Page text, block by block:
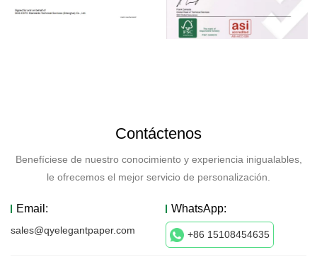
Contáctenos
Benefíciese de nuestro conocimiento y experiencia inigualables,
le ofrecemos el mejor servicio de personalización.
Email:
sales@qyelegantpaper.com
WhatsApp:
+86 15108454635